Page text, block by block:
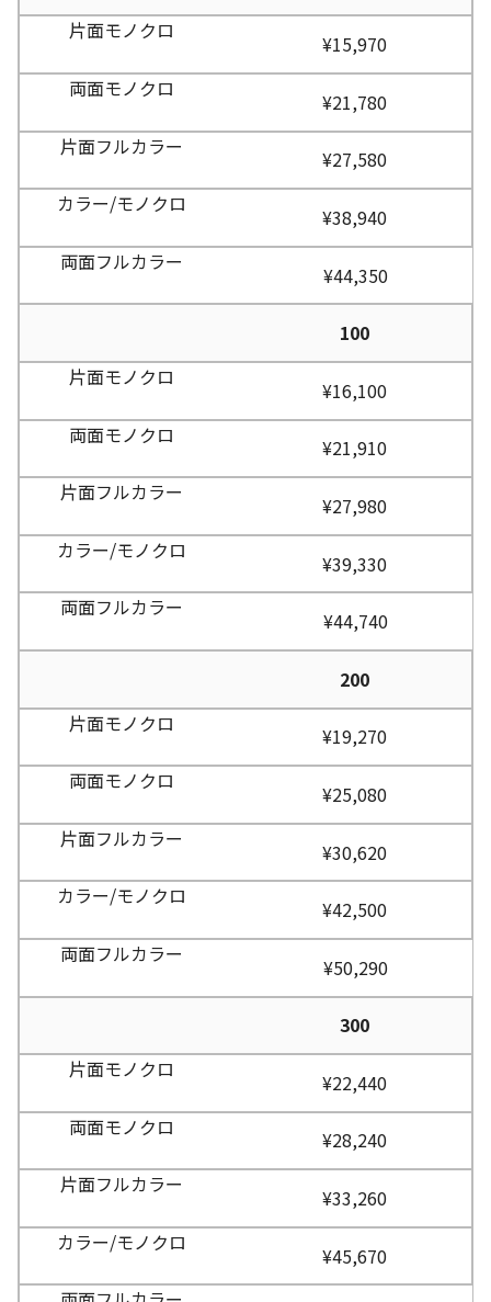
¥15,970
¥21,780
¥27,580
¥38,940
¥44,350
100
¥16,100
¥21,910
¥27,980
¥39,330
¥44,740
200
¥19,270
¥25,080
¥30,620
¥42,500
¥50,290
300
¥22,440
¥28,240
¥33,260
¥45,670